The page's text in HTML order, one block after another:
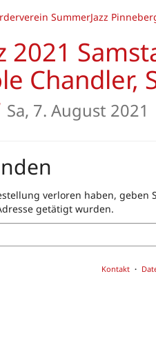
SummerJazz
2021
Sa, 7. August 2021
verloren haben,
getätigt wurden.
Kontakt